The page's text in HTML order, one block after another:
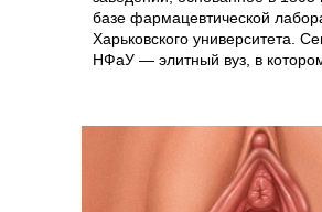
базе фармацевтической
Харьковского университета.
НФаУ — элитный вуз, в